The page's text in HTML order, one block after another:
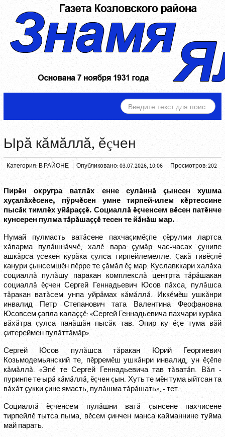
ИСКАТЬ...
Ырă кăмăллă, ĕçчен
Категория: В РАЙОНЕ Опубликовано: 03.07.2026, 10:06 Просмотров: 202
Пирĕн округра ватлăх енне сулăннă çынсен хушма
хуçалăхĕсене, пÿрчĕсен умне тирпей-илем кĕртессине
пысăк тимлĕх уйăраççĕ. Социаллă ĕçченсем вĕсен патĕнче
кунсерен пулма тăрăшаççĕ тесен те йăнăш мар.
Нумай пулмасть ватăсене пахчаçимĕçпе çĕрулми лартса
хăварма пулăшнăччĕ, халĕ вара çумăр час-часах çунипе
ашкăрса ÿсекен курăка çулса тирпейлемелле. Çакă тивĕçлĕ
канури çынсемшĕн пĕрре те çăмăл ĕç мар. Куславккари халăха
социаллă пулăшу паракан комплекслă центрта тăрăшакан
социаллă ĕçчен Сергей Геннадьевич Юсов пăхса, пулăшса
тăракан ватăсем унпа уйрăмах кăмăллă. Иккĕмĕш ушкăнри
инвалид Петр Степанович тата Валентина Феофановна
Юсовсем çапла калаççĕ: «Сергей Геннадьевича пахчари курăка
вăхăтра çулса панăшăн пысăк тав. Эпир ку ĕçе тума вăй
çитереймен пулăттăмăр».
Сергей Юсов пулăшса тăракан Юрий Георгиевич
Козьмодемьянский те, пĕрремĕш ушкăнри инвалид, ун ĕçĕпе
кăмăллă. «Эпĕ те Сергей Геннадьевича тав тăватăп. Вăл -
пуринпе те ырă кăмăллă, ĕçчен çын. Хуть те мĕн тума ыйтсан та
вăхăт çукки çине ямасть, пулăшма тăрăшать», - тет.
Социаллă ĕçченсем пулăшни ватă çынсене пахчисене
тирпейлĕ тытса пыма, вĕсем çинчен манса кайманнине туйма
май парать.